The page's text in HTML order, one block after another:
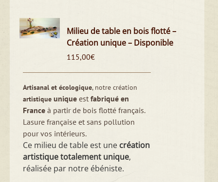
Milieu de table en bois flotté –
Création unique – Disponible
115,00€
Artisanal et écologique, notre création
artistiqueuniqueestfabriqué en
France à partir de bois flotté français.
Lasure française et sans pollution
pour vos intérieurs.
Ce milieu de table est une création
artistique totalement unique,
réalisée par notre ébéniste.